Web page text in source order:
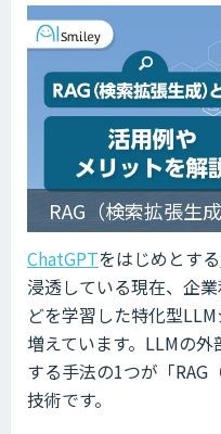
RAG（検索拡張生
ChatGPTをはじめとする
浸透している現在、企
どを学習した特化型
増えています。LLMの
する手法の1つが「RAG
技術です。